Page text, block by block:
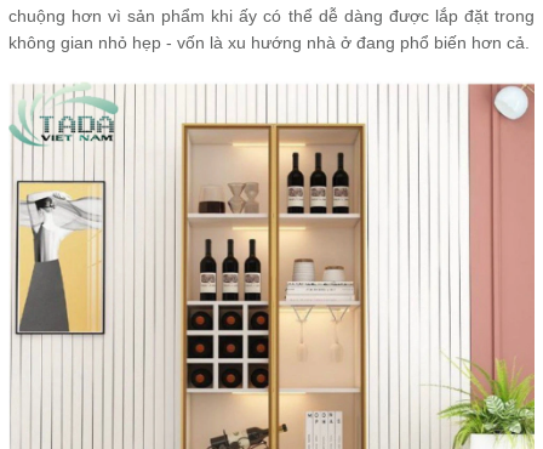
chuộng hơn vì sản phẩm khi ấy có thể dễ dàng được lắp đặt trong
không gian nhỏ hẹp - vốn là xu hướng nhà ở đang phổ biến hơn cả.